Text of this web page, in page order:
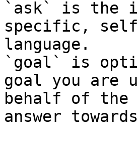
`ask` is the
specific,
language.
`goal` is
goal you are
behalf of
answer